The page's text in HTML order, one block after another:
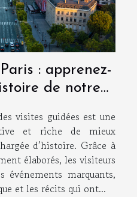
: apprenez-
de notre
visites guidées est une
et riche de mieux
d’histoire. Grâce à
élaborés, les visiteurs
événements marquants,
et les récits qui ont...